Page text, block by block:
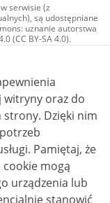
serwisie (z
są udostępniane
uznanie autorstwa
(CC BY-SA 4.0).
zdjęcia, materiały
na licencji typu
użycie
4.0 (CC BY-
inaczej.
witryny oraz do
nim
że
mogą
urządzenia lub
stanowić